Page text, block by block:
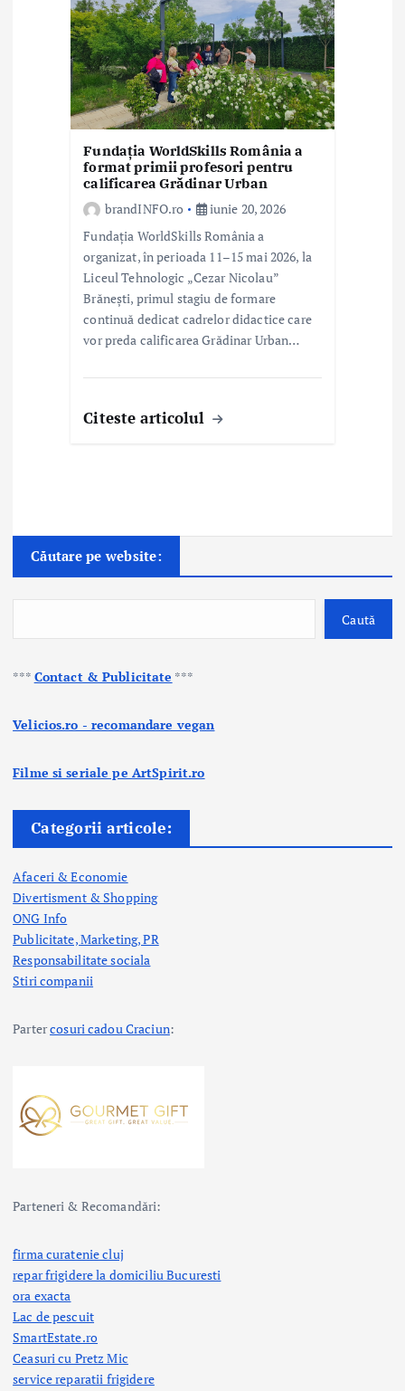
Fundația WorldSkills România a
format primii profesori pentru
calificarea Grădinar Urban
brandINFO.ro
iunie 20, 2026
Fundația WorldSkills România a
organizat, în perioada 11–15 mai 2026, la
Liceul Tehnologic „Cezar Nicolau”
Brănești, primul stagiu de formare
continuă dedicat cadrelor didactice care
vor preda calificarea Grădinar Urban…
Citeste articolul
Căutare pe website:
Caută
*** Contact & Publicitate ***
Velicios.ro - recomandare vegan
Filme si seriale pe ArtSpirit.ro
Categorii articole:
Afaceri & Economie
Divertisment & Shopping
ONG Info
Publicitate, Marketing, PR
Responsabilitate sociala
Stiri companii
Partercosuri cadou Craciun:
Parteneri & Recomandări:
firma curatenie cluj
repar frigidere la domiciliu Bucuresti
ora exacta
Lac de pescuit
SmartEstate.ro
Ceasuri cu Pretz Mic
service reparatii frigidere